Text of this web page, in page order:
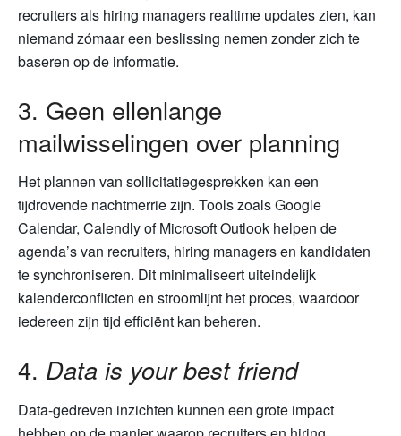
recruiters als hiring managers realtime updates zien, kan
niemand zómaar een beslissing nemen zonder zich te
baseren op de informatie.
3. Geen ellenlange
mailwisselingen over planning
Het plannen van sollicitatiegesprekken kan een
tijdrovende nachtmerrie zijn. Tools zoals Google
Calendar, Calendly of Microsoft Outlook helpen de
agenda’s van recruiters, hiring managers en kandidaten
te synchroniseren. Dit minimaliseert uiteindelijk
kalenderconflicten en stroomlijnt het proces, waardoor
iedereen zijn tijd efficiënt kan beheren.
4. Data is your best friend
Data-gedreven inzichten kunnen een grote impact